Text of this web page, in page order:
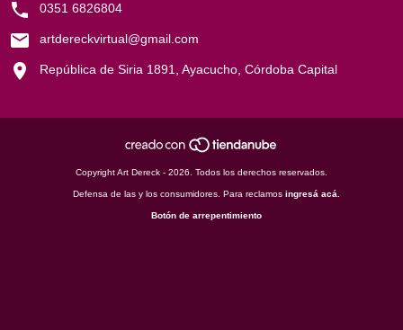
0351 6826804
artdereckvirtual@gmail.com
República de Siria 1891, Ayacucho, Córdoba Capital
Copyright Art Dereck - 2026. Todos los derechos reservados.
Defensa de las y los consumidores. Para reclamos ingresá acá.
Botón de arrepentimiento